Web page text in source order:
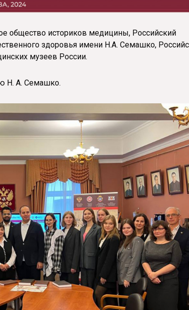
общество историков медицины, Российский
здоровья имени Н.А. Семашко,
музеев России.
Н. А. Семашко.